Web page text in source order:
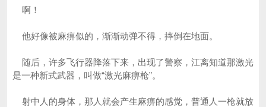
啊！
他好像被麻痹似的，渐渐动弹不得，摔倒在地面。
随后，许多飞行器降落下来，出现了警察，江离知道那激光
是一种新式武器，叫做“激光麻痹枪”。
射中人的身体，那人就会产生麻痹的感觉，普通人一枪就放